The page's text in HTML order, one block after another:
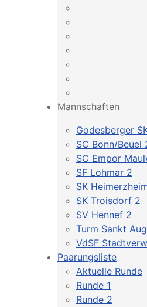
Mannschaften
Godesberger
SC Bonn/Beuel
SC Empor
SF Lohmar 2
SK
SK Troisdorf 2
SV Hennef 2
Turm Sankt
VdSF
Paarungsliste
Aktuelle Runde
Runde 1
Runde 2